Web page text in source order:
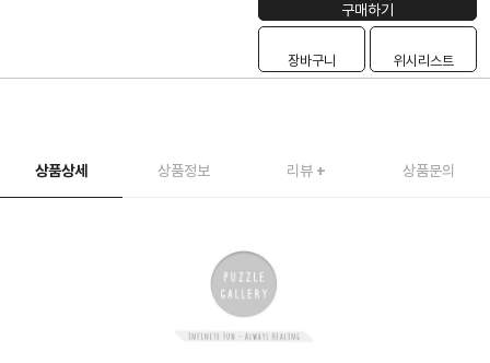
구매하기
장바구니 위시리스트
상품상세 상품정보 리뷰 + 상품문의